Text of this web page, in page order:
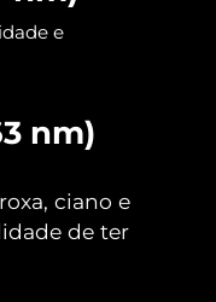
e
nm)
ciano e
de ter
prevista
prevista09/08/2026
prevista09/08/2026